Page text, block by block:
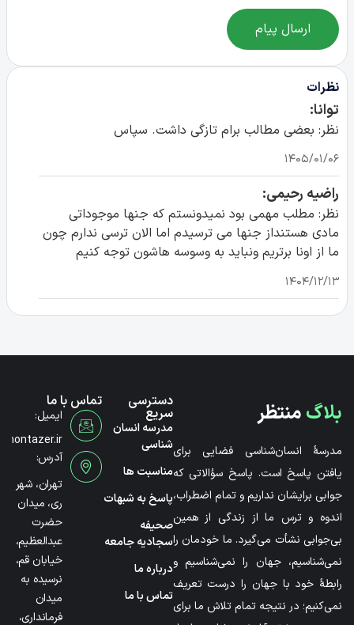
ارسال پیام
نظرات
توانا:
نظر: بعضی مطالب برام تازگی داشت. سپاس
۱۴۰۵/۰۱/۰۶
راضیه رحیمی:
نظر: مطلب مهمی بود نمیدونستم که جنها موجوداتی
مادی هستنداز جنها می ترسیدم اما الان ترسی ندارم چون
ما از اونا برتریم ونباید به وسوسه هاشون توجه کنیم
۱۴۰۴/۱۲/۱۳
بلاگمنتظر
مدرسۀ انسان‌شناسی فضایی برای
یافتن پاسخ است. پاسخ سؤالاتی که
جوابی برایشان نداریم و تمام اضطراب،
اندوه و ترس ما از زندگی از همین
بی‌جوابی نشأت می‌گیرد. ما خودمان را
نمی‌شناسیم، جهان را نمی‌شناسیم و
رابطۀ خود با جهان را درست تعریف
نمی‌کنیم؛ در نتیجه تمام تلاش ما برای
دسترسی
سریع
مدرسه انسان
شناسی
مناسبت ها
پاسخ به شبهات
صحیفه
سجادیه جامعه
درباره ما
تماس با ما
تماس با ما
ایمیل:
آدرس:
تهران، شهر
ری، میدان
حضرت
عبدالعظیم،
خیابان قم،
نرسیده به
میدان
فرمانداری،